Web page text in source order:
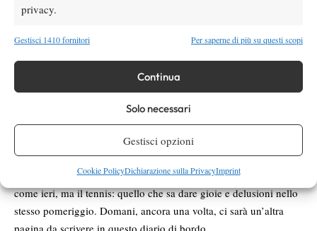
privacy.
Gestisci 1410 fornitori Per saperne di più su questi scopi
Continua
Solo necessari
Gestisci opzioni
Cookie PolicyDichiarazione sulla PrivacyImprint
“Scusate, il tempo di pensare a scattare la foto e la gricia era già finita”
È stata una giornata particolare, intensa, stancante, ma anche
positiva. La protagonista oggi per fortuna non è stata la pioggia,
come ieri, ma il tennis: quello che sa dare gioie e delusioni nello
stesso pomeriggio. Domani, ancora una volta, ci sarà un’altra